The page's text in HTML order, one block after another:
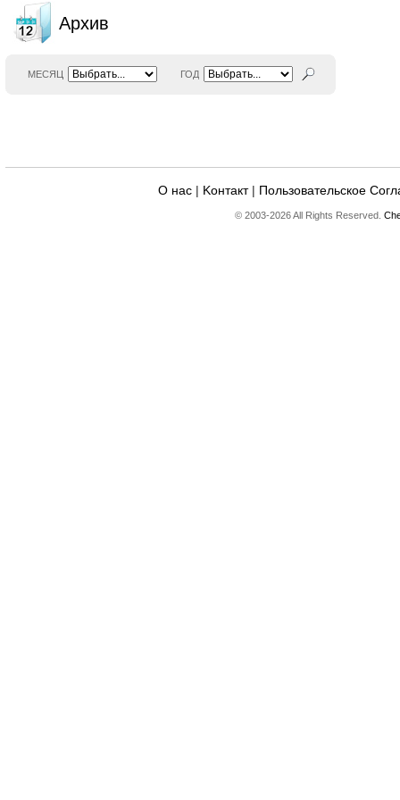
Архив
МЕСЯЦ ГОД
О нас | Kонтакт| Пользовательское
© 2003-2026 All Rights Reserved.